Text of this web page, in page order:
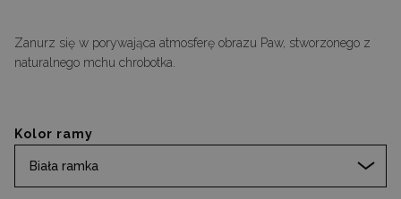
Zanurz się w porywająca atmosferę obrazu Paw, stworzonego z
naturalnego mchu chrobotka.
Kolor ramy
Biała ramka